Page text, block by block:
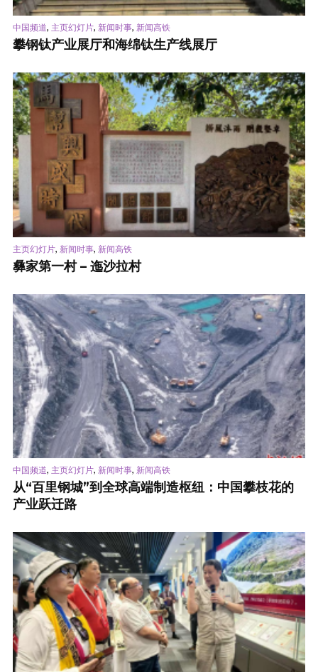
中国频道, 主页幻灯片, 新闻时事, 新闻高铁
攀钢钛产业展厅和海绵钛生产线展厅
主页幻灯片, 新闻时事, 新闻高铁
彝家第一村 – 迤沙拉村
中国频道, 主页幻灯片, 新闻时事, 新闻高铁
从“百里钢城”到全球高端制造枢纽：中国攀枝花的
产业跃迁路